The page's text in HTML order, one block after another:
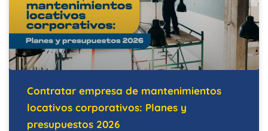
Contratar empresa de mantenimientos
locativos corporativos: Planes y
presupuestos 2026